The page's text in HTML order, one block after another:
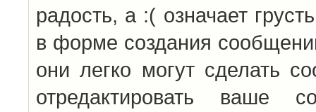
радость, а :( означает
в форме создания
они легко могут сделать
отредактировать ваше